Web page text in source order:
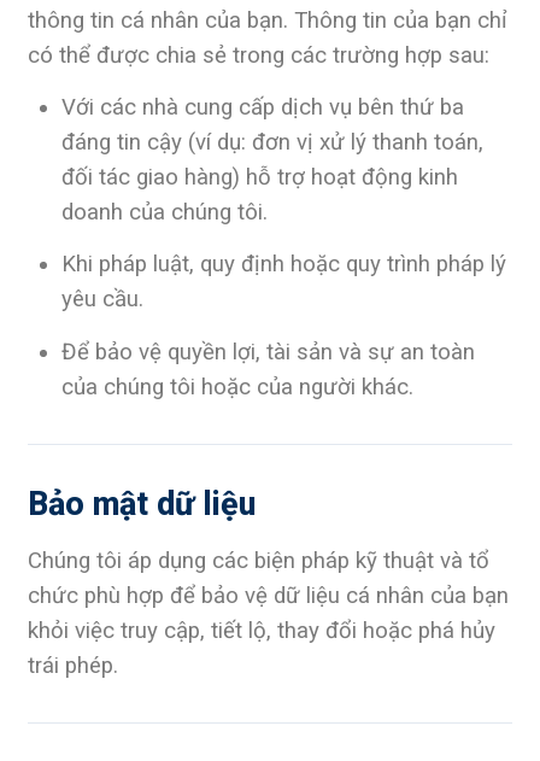
thông tin cá nhân của bạn. Thông tin của bạn chỉ
có thể được chia sẻ trong các trường hợp sau:
Với các nhà cung cấp dịch vụ bên thứ ba
đáng tin cậy (ví dụ: đơn vị xử lý thanh toán,
đối tác giao hàng) hỗ trợ hoạt động kinh
doanh của chúng tôi.
Khi pháp luật, quy định hoặc quy trình pháp lý
yêu cầu.
Để bảo vệ quyền lợi, tài sản và sự an toàn
của chúng tôi hoặc của người khác.
Bảo mật dữ liệu
Chúng tôi áp dụng các biện pháp kỹ thuật và tổ
chức phù hợp để bảo vệ dữ liệu cá nhân của bạn
khỏi việc truy cập, tiết lộ, thay đổi hoặc phá hủy
trái phép.